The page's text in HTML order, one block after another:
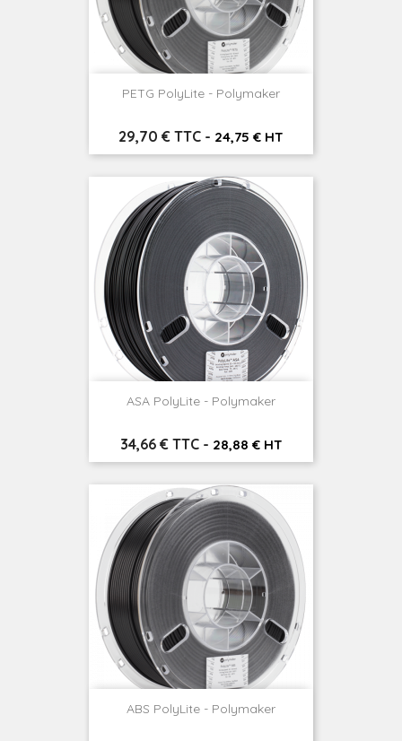
PETG PolyLite - Polymaker
Prix
29,70 € TTC - 24,75 € HT
ASA PolyLite - Polymaker
Prix
34,66 € TTC - 28,88 € HT
ABS PolyLite - Polymaker